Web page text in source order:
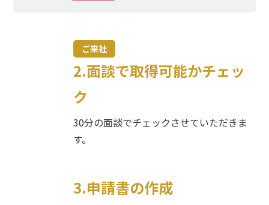
碧南市
刈谷市
安城市
西尾市
蒲郡市
江南市
ご来社
2.面談で取得可能かチェッ
ク
30分の面談でチェックさせていただきま
す。
3.申請書の作成